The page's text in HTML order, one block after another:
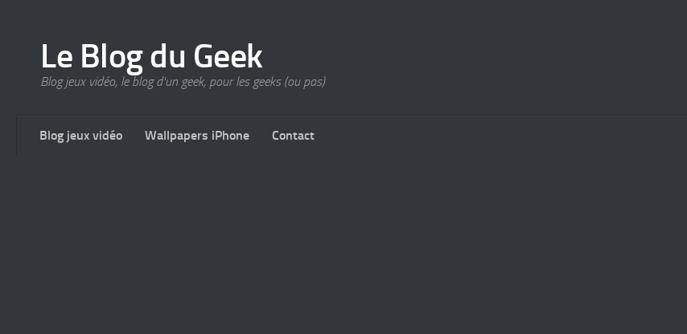
Le Blog du Geek
Blog jeux vidéo, le blog d'un geek, pour les geeks (ou pas)
Blog jeux vidéo Wallpapers iPhone Contact